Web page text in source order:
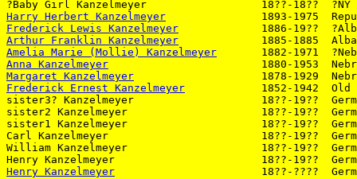
Harry Herbert Kanzelmeyer
Frederick Lewis Kanzelmeyer
Arthur Franklin Kanzelmeyer
Amelia Marie (Mollie) Kanzelmeyer
Anna Kanzelmeyer
Margaret Kanzelmeyer
Frederick Ernest Kanzelmeyer
Henry Kanzelmeyer